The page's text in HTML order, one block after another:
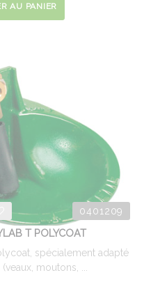
AU PANIER
0401209
T POLYCOAT
spécialement adapté
moutons, ...